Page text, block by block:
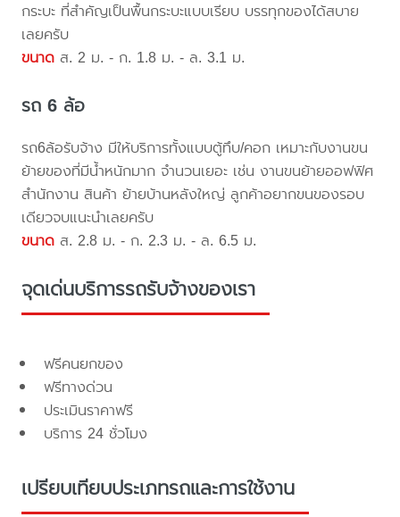
กระบะ ที่สำคัญเป็นพื้นกระบะแบบเรียบ บรรทุกของได้สบาย
เลยครับ
ขนาด ส. 2 ม. - ก. 1.8 ม. - ล. 3.1 ม.
รถ 6 ล้อ
รถ6ล้อรับจ้าง มีให้บริการทั้งแบบตู้ทึบ/คอก เหมาะกับงานขน
ย้ายของที่มีน้ำหนักมาก จำนวนเยอะ เช่น งานขนย้ายออฟฟิศ
สำนักงาน สินค้า ย้ายบ้านหลังใหญ่ ลูกค้าอยากขนของรอบ
เดียวจบแนะนำเลยครับ
ขนาด ส. 2.8 ม. - ก. 2.3 ม. - ล. 6.5 ม.
จุดเด่นบริการรถรับจ้างของเรา
ฟรีคนยกของ
ฟรีทางด่วน
ประเมินราคาฟรี
บริการ 24 ชั่วโมง
เปรียบเทียบประเภทรถและการใช้งาน